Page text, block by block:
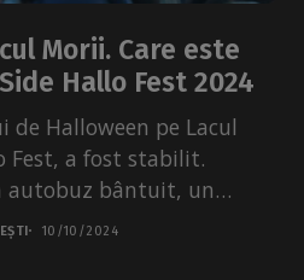
Morii. Care este
Hallo Fest 2024
Halloween pe Lacul
Fest, a fost stabilit.
autobuz bântuit, un
10/10/2024